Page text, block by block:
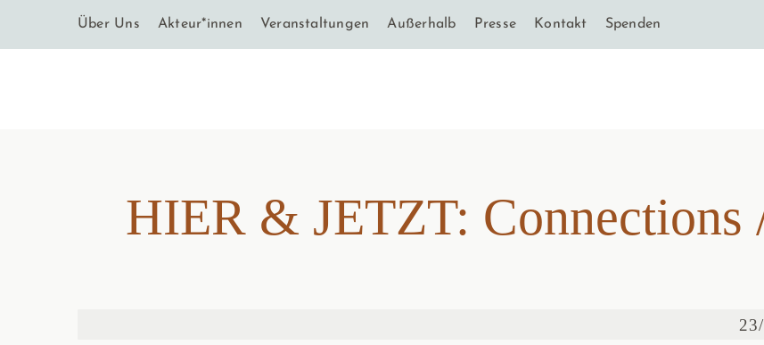
Über Uns Akteur*innen Veranstaltungen Außerhalb Presse Kontakt Spenden
HIER & JETZT: Connections